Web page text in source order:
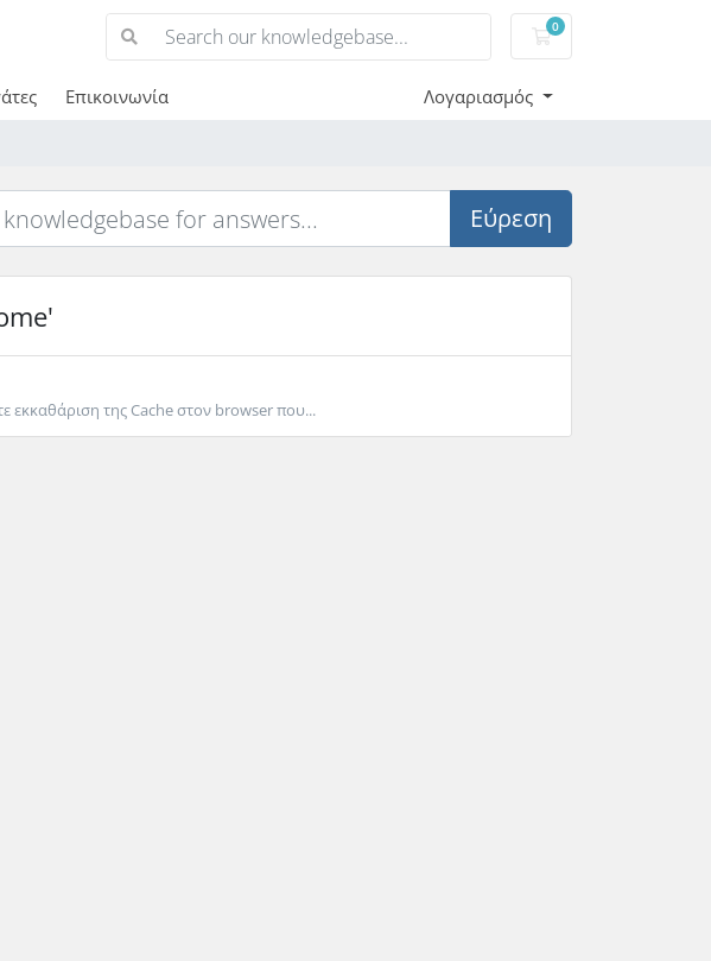
0
Καλάθι αγορών
Επικοινωνία Λογαριασμός
Εύρεση
εκκαθάριση της Cache στον browser που...